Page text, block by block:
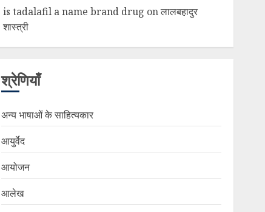
is tadalafil a name brand drug onलालबहादुर
शास्त्री
श्रेणियाँ
अन्य भाषाओं के साहित्यकार
आयुर्वेद
आयोजन
आलेख